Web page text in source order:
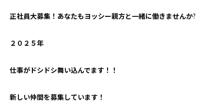
正社員大募集！あなたもヨッシー親方と一緒に働きませんか?
２０２５年
仕事がドシドシ舞い込んでます！！
新しい仲間を募集しています！